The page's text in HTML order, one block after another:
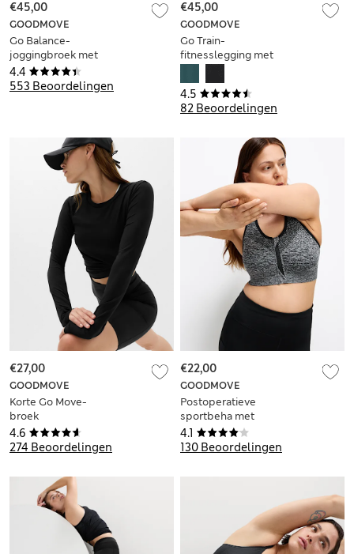
4.4
553 Beoordelingen
GOODMOVE
Go Balance-
joggingbroek met
rechte pijpen voor
yoga
€45,00
4.5
82 Beoordelingen
GOODMOVE
Go Train-
fitnesslegging met
€45,00
4.6
274 Beoordelingen
GOODMOVE
Korte Go Move-
broek
€27,00
4.1
130 Beoordelingen
GOODMOVE
Postoperatieve
sportbeha met
gemiddelde
ondersteuning,
€22,00